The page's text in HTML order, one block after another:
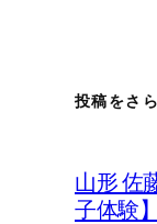
投稿をさ
山形 佐
子体験】